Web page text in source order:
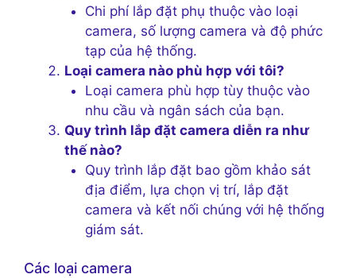
Chi phí lắp đặt phụ thuộc vào loại
camera, số lượng camera và độ phức
tạp của hệ thống.
Loại camera nào phù hợp với tôi?
Loại camera phù hợp tùy thuộc vào
nhu cầu và ngân sách của bạn.
Quy trình lắp đặt camera diễn ra như
thế nào?
Quy trình lắp đặt bao gồm khảo sát
địa điểm, lựa chọn vị trí, lắp đặt
camera và kết nối chúng với hệ thống
giám sát.
Các loại camera